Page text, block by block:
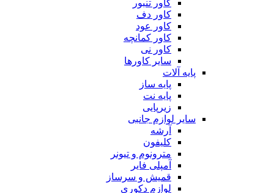
کاور تنبور
کاور دف
کاور عود
کاور کمانچه
کاور نی
سایر کاورها
پایه آلات
پایه ساز
پایه نت
زیرپایی
سایر لوازم جانبی
آرشه
کلیفون
مترونوم و تیونر
آمپلی فایر
قمیش و سرساز
لوازم دکوری